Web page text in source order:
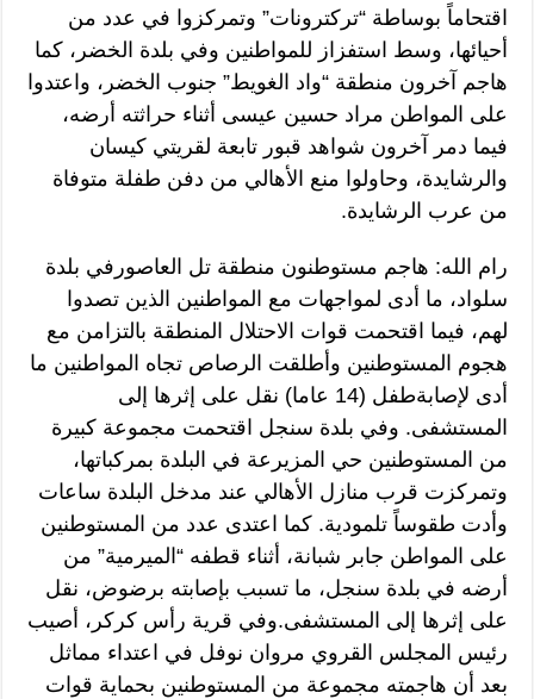
اقتحاماً بوساطة “تركترونات” وتمركزوا في عدد من
أحيائها، وسط استفزاز للمواطنين وفي بلدة الخضر، كما
هاجم آخرون منطقة “واد الغويط” جنوب الخضر، واعتدوا
على المواطن مراد حسين عيسى أثناء حراثته أرضه،
فيما دمر آخرون شواهد قبور تابعة لقريتي كيسان
والرشايدة، وحاولوا منع الأهالي من دفن طفلة متوفاة
من عرب الرشايدة.
رام الله: هاجم مستوطنون منطقة تل العاصورفي بلدة
سلواد، ما أدى لمواجهات مع المواطنين الذين تصدوا
لهم، فيما اقتحمت قوات الاحتلال المنطقة بالتزامن مع
هجوم المستوطنين وأطلقت الرصاص تجاه المواطنين ما
أدى لإصابةطفل (14 عاما) نقل على إثرها إلى
المستشفى. وفي بلدة سنجل اقتحمت مجموعة كبيرة
من المستوطنين حي المزيرعة في البلدة بمركباتها،
وتمركزت قرب منازل الأهالي عند مدخل البلدة ساعات
وأدت طقوساً تلمودية. كما اعتدى عدد من المستوطنين
على المواطن جابر شبانة، أثناء قطفه “الميرمية” من
أرضه في بلدة سنجل، ما تسبب بإصابته برضوض، نقل
على إثرها إلى المستشفى.وفي قرية رأس كركر، أصيب
رئيس المجلس القروي مروان نوفل في اعتداء مماثل
بعد أن هاجمته مجموعة من المستوطنين بحماية قوات